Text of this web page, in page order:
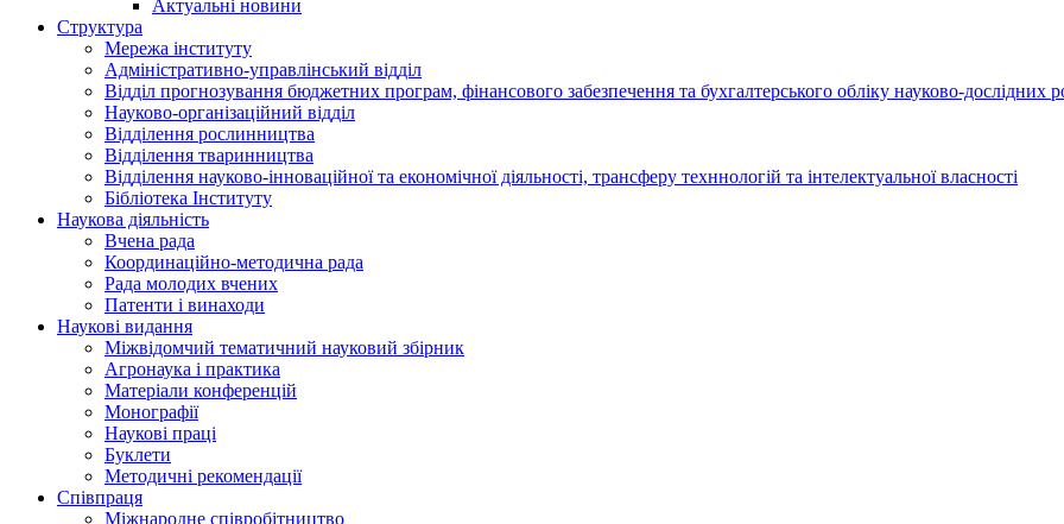
Актуальні новини
Структура
Мережа інституту
Адміністративно-управлінський відділ
Відділ прогнозування бюджетних програм, фінансового забезпечення та бухгалтерського обліку науково-дослідних
Науково-організаційний відділ
Відділення рослинництва
Відділення тваринництва
Відділення науково-інноваційної та економічної діяльності, трансферу техннологій та інтелектуальної власності
Бібліотека Інституту
Наукова діяльність
Вчена рада
Координаційно-методична рада
Рада молодих вчених
Патенти і винаходи
Наукові видання
Міжвідомчий тематичний науковий збірник
Агронаука і практика
Матеріали конференцій
Монографії
Наукові праці
Буклети
Методичні рекомендації
Співпраця
Міжнародне співробітництво